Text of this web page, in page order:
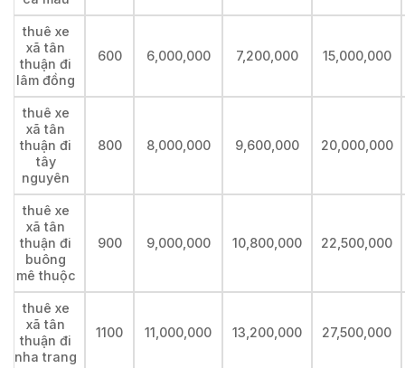
thuê xe
xã tân
thuận đi
lâm đồng
600 6,000,000 7,200,000 15,000,000
thuê xe
xã tân
thuận đi
tây
nguyên
800 8,000,000 9,600,000 20,000,000
thuê xe
xã tân
thuận đi
buông
mê thuộc
900 9,000,000 10,800,000 22,500,000
thuê xe
xã tân
thuận đi
nha trang
1100 11,000,000 13,200,000 27,500,000